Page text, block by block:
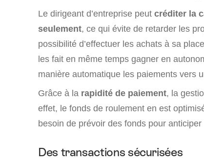
Le dirigeant d’entreprise peut créditer la
seulement, ce qui évite de retarder les
possibilité d’effectuer les achats à sa
les fait en même temps gagner en
manière automatique les paiements vers
Grâce à la rapidité de paiement, la
effet, le fonds de roulement en est
besoin de prévoir des fonds pour
Des transactions sécurisées